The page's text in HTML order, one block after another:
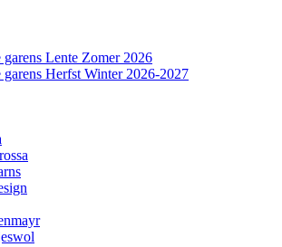
Lente Zomer 2026
Herfst Winter 2026-2027